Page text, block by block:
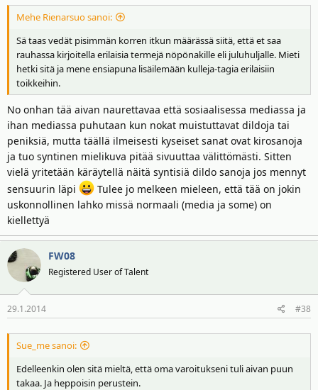
Mehe Rienarsuo sanoi:
Sä taas vedät pisimmän korren itkun määrässä siitä, että et saa
rauhassa kirjoitella erilaisia termejä nöpönakille eli juluhuljalle. Mieti
hetki sitä ja mene ensiapuna lisäilemään kulleja-tagia erilaisiin
toikkeihin.
No onhan tää aivan naurettavaa että sosiaalisessa mediassa ja
ihan mediassa puhutaan kun nokat muistuttavat dildoja tai
peniksiä, mutta täällä ilmeisesti kyseiset sanat ovat kirosanoja
ja tuo syntinen mielikuva pitää sivuuttaa välittömästi. Sitten
vielä yritetään käräytellä näitä syntisiä dildo sanoja jos mennyt
sensuurin läpi
Tulee jo melkeen mieleen, että tää on jokin
uskonnollinen lahko missä normaali (media ja some) on
kiellettyä
FW08
Registered User of Talent
29.1.2014 #38
Sue_me sanoi:
Edelleenkin olen sitä mieltä, että oma varoitukseni tuli aivan puun
takaa. Ja heppoisin perustein.